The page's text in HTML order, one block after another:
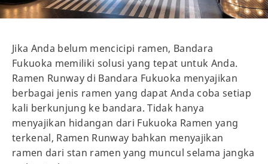
Jika Anda belum mencicipi ramen, Bandara
Fukuoka memiliki solusi yang tepat untuk Anda.
Ramen Runway di Bandara Fukuoka menyajikan
berbagai jenis ramen yang dapat Anda coba setiap
kali berkunjung ke bandara. Tidak hanya
menyajikan hidangan dari Fukuoka Ramen yang
terkenal, Ramen Runway bahkan menyajikan
ramen dari stan ramen yang muncul selama jangka